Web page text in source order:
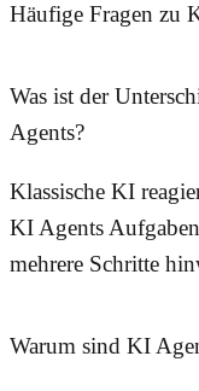
Häufige Fragen zu
Was ist der
Agents?
Klassische KI
KI Agents
mehrere Schritte
Warum sind KI